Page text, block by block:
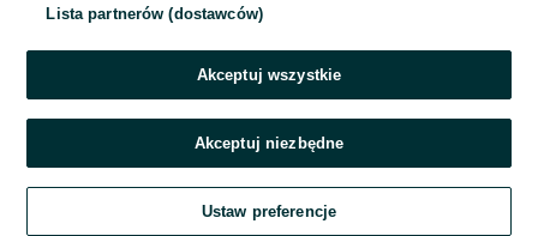
Lista partnerów (dostawców)
Akceptuj wszystkie
Akceptuj niezbędne
Ustaw preferencje